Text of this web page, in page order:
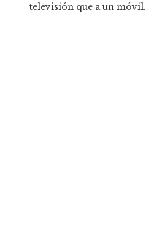
televisión que a un móvil.